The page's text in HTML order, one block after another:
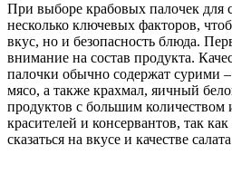
При выборе крабовых палочек для
несколько ключевых факторов,
вкус, но и безопасность блюда.
внимание на состав продукта.
палочки обычно содержат сурими
мясо, а также крахмал, яичный
продуктов с большим количеством
красителей и консервантов, так
сказаться на вкусе и качестве